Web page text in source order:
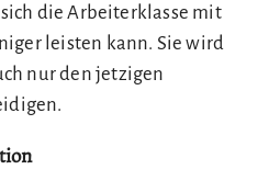
die Arbeiterklasse mit
leisten kann. Sie wird
nur den jetzigen